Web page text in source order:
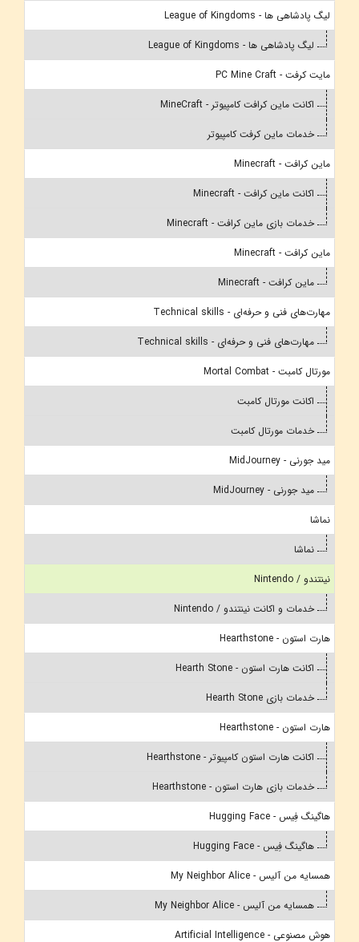
لیگ پادشاهی ها - League of Kingdoms
لیگ پادشاهی ها - League of Kingdoms
مایت کرفت - PC Mine Craft
اکانت ماین کرافت کامپیوتر - MineCraft
خدمات ماین کرفت کامپیوتر
ماین کرافت - Minecraft
اکانت ماین کرافت - Minecraft
خدمات بازی ماین کرافت - Minecraft
ماین کرافت - Minecraft
ماین کرافت - Minecraft
مهارت‌های فنی و حرفه‌ای - Technical skills
مهارت‌های فنی و حرفه‌ای - Technical skills
مورتال کامبت - Mortal Combat
اکانت مورتال کامبت
خدمات مورتال کامبت
مید جورنی - MidJourney
مید جورنی - MidJourney
نماشا
نماشا
نینتندو / Nintendo
خدمات و اکانت نینتندو / Nintendo
هارت استون - Hearthstone
اکانت هارت استون - Hearth Stone
خدمات بازی Hearth Stone
هارت استون - Hearthstone
اکانت هارت استون کامپیوتر - Hearthstone
خدمات بازی هارت استون - Hearthstone
هاگینگ فِیس - Hugging Face
هاگینگ فِیس - Hugging Face
همسایه من آلیس - My Neighbor Alice
همسایه من آلیس - My Neighbor Alice
هوش مصنوعی - Artificial Intelligence